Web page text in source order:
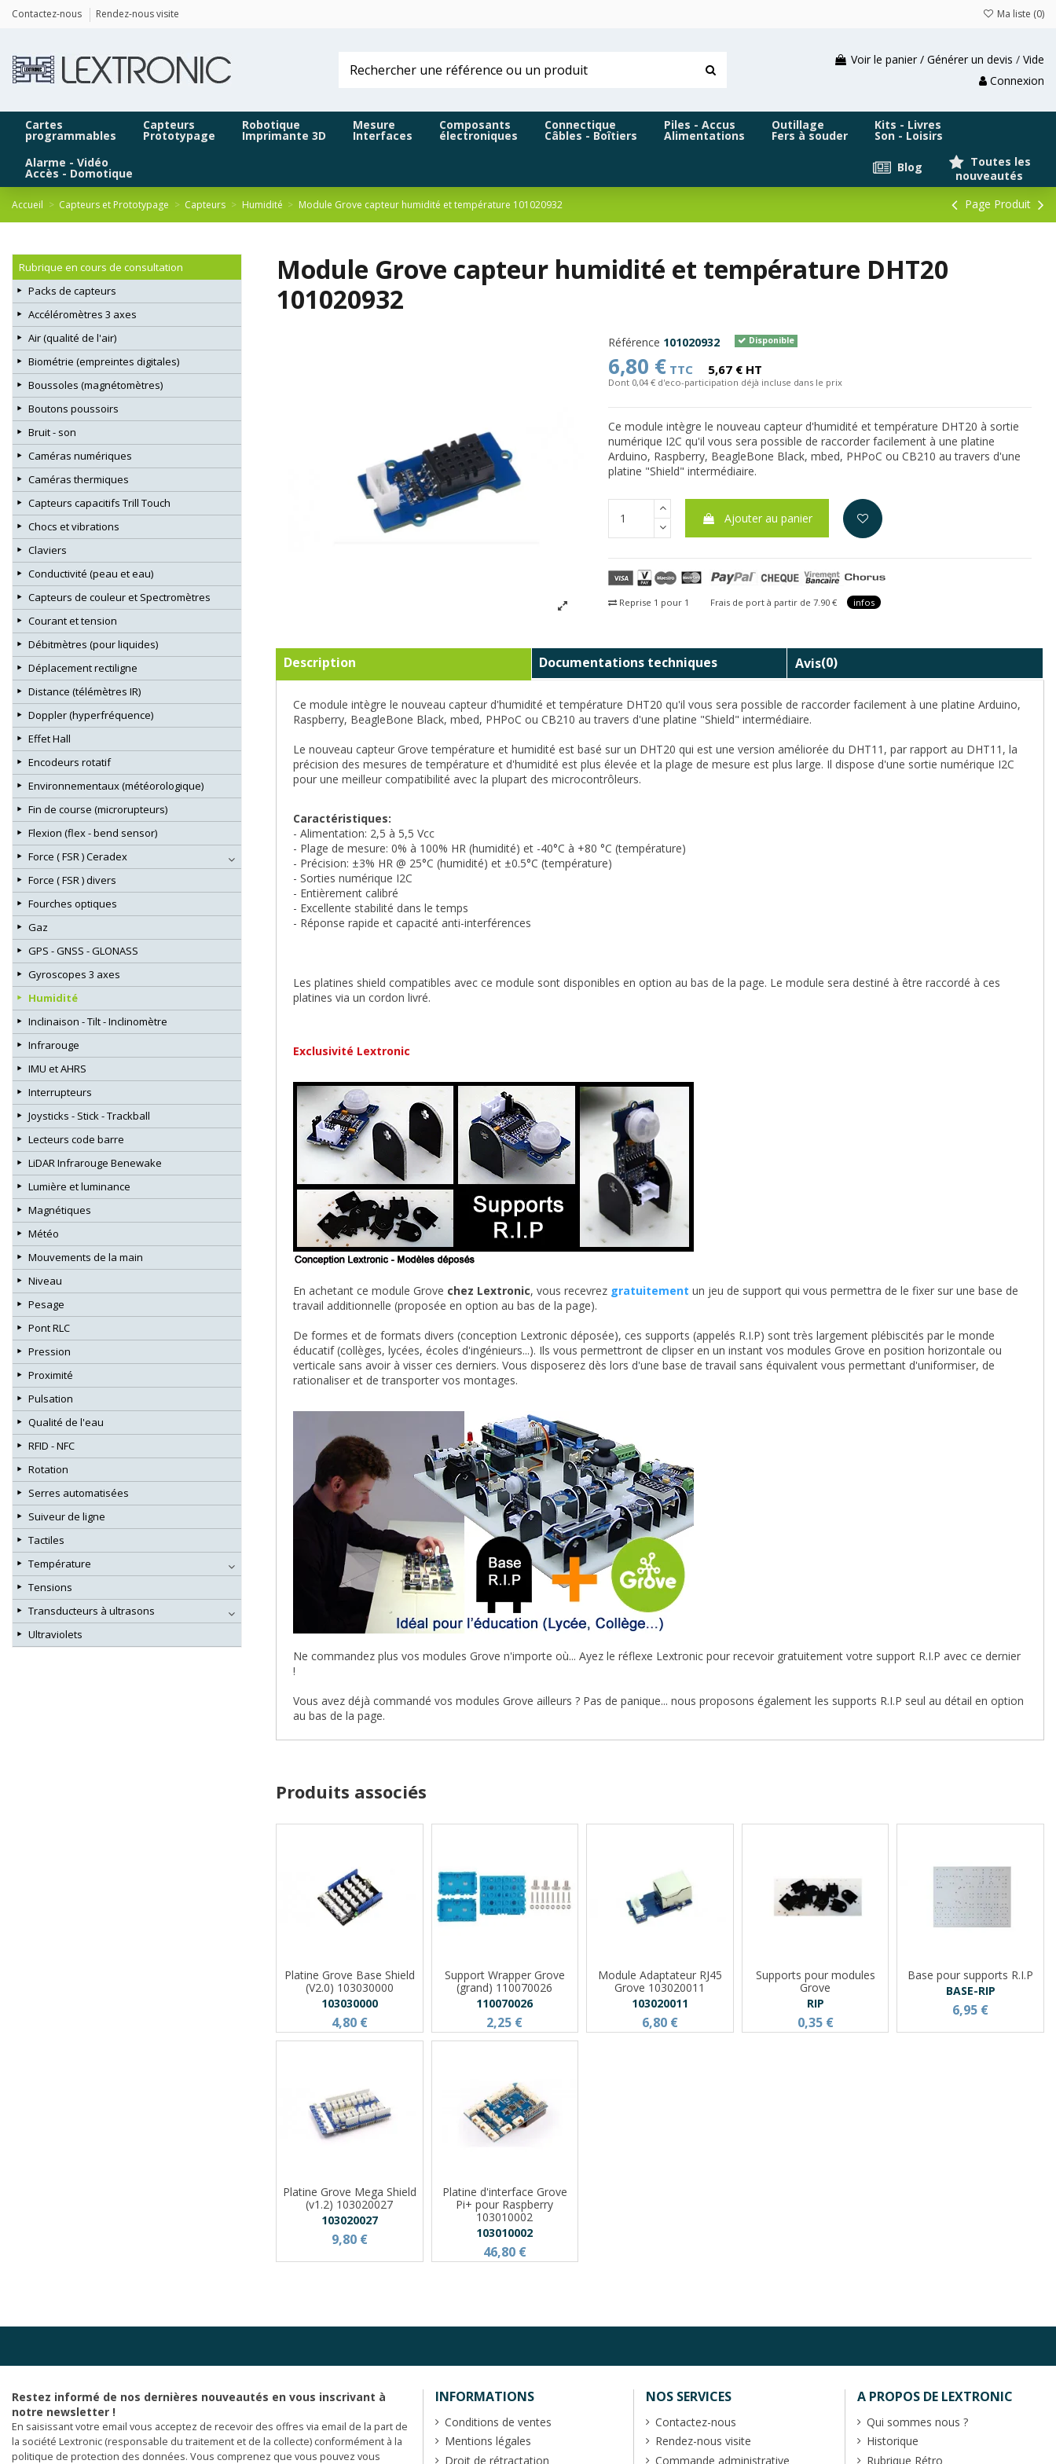
Contactez-nous Rendez-nous visite Ma liste (0)
Voir le panier / Générer un devis / Vide
Connexion
Cartes
programmables
Capteurs
Prototypage
Robotique
Imprimante 3D
Mesure
Interfaces
Composants
électroniques
Connectique
Câbles - Boîtiers
Piles - Accus
Alimentations
Outillage
Fers à souder
Kits - Livres
Son - Loisirs
Alarme - Vidéo
Accès - Domotique
Toutes les
nouveautés
Blog
Accueil Capteurs et Prototypage Capteurs Humidité Module Grove capteur humidité et température 101020932 Page Produit
Module Grove capteur humidité et température DHT20
101020932
Référence 101020932 Disponible
6,80 € TTC 5,67 € HT
Dont 0,04 € d'eco-participation déjà incluse dans le prix
Ce module intègre le nouveau capteur d'humidité et température DHT20 à sortie
numérique I2C qu'il vous sera possible de raccorder facilement à une platine
Arduino, Raspberry, BeagleBone Black, mbed, PHPoC ou CB210 au travers d'une
platine "Shield" intermédiaire.
Ajouter au panier
Reprise 1 pour 1 Frais de port à partir de 7.90 € infos
Description Documentations techniques Avis(0)
Ce module intègre le nouveau capteur d'humidité et température DHT20 qu'il vous sera possible de raccorder facilement à une platine Arduino,
Raspberry, BeagleBone Black, mbed, PHPoC ou CB210 au travers d'une platine "Shield" intermédiaire.
Le nouveau capteur Grove température et humidité est basé sur un DHT20 qui est une version améliorée du DHT11, par rapport au DHT11, la
précision des mesures de température et d'humidité est plus élevée et la plage de mesure est plus large. Il dispose d'une sortie numérique I2C
pour une meilleur compatibilité avec la plupart des microcontrôleurs.
Caractéristiques:
- Alimentation: 2,5 à 5,5 Vcc
- Plage de mesure: 0% à 100% HR (humidité) et -40°C à +80 °C (température)
- Précision: ±3% HR @ 25°C (humidité) et ±0.5°C (température)
- Sorties numérique I2C
- Entièrement calibré
- Excellente stabilité dans le temps
- Réponse rapide et capacité anti-interférences
Les platines shield compatibles avec ce module sont disponibles en option au bas de la page. Le module sera destiné à être raccordé à ces
platines via un cordon livré.
Exclusivité Lextronic
En achetant ce module Grove chez Lextronic, vous recevrez gratuitement un jeu de support qui vous permettra de le fixer sur une base de
travail additionnelle (proposée en option au bas de la page).
De formes et de formats divers (conception Lextronic déposée), ces supports (appelés R.I.P) sont très largement plébiscités par le monde
éducatif (collèges, lycées, écoles d'ingénieurs...). Ils vous permettront de clipser en un instant vos modules Grove en position horizontale ou
verticale sans avoir à visser ces derniers. Vous disposerez dès lors d'une base de travail sans équivalent vous permettant d'uniformiser, de
rationaliser et de transporter vos montages.
Ne commandez plus vos modules Grove n'importe où... Ayez le réflexe Lextronic pour recevoir gratuitement votre support R.I.P avec ce dernier
!
Vous avez déjà commandé vos modules Grove ailleurs ? Pas de panique... nous proposons également les supports R.I.P seul au détail en option
au bas de la page.
Produits associés
Platine Grove Base Shield
(V2.0) 103030000
103030000
4,80 €
Support Wrapper Grove
(grand) 110070026
110070026
2,25 €
Module Adaptateur RJ45
Grove 103020011
103020011
6,80 €
Supports pour modules
Grove
RIP
0,35 €
Base pour supports R.I.P
BASE-RIP
6,95 €
Platine Grove Mega Shield
(v1.2) 103020027
103020027
9,80 €
Platine d'interface Grove
Pi+ pour Raspberry
103010002
103010002
46,80 €
Rubrique en cours de consultation
Packs de capteurs
Accéléromètres 3 axes
Air (qualité de l'air)
Biométrie (empreintes digitales)
Boussoles (magnétomètres)
Boutons poussoirs
Bruit - son
Caméras numériques
Caméras thermiques
Capteurs capacitifs Trill Touch
Chocs et vibrations
Claviers
Conductivité (peau et eau)
Capteurs de couleur et Spectromètres
Courant et tension
Débitmètres (pour liquides)
Déplacement rectiligne
Distance (télémètres IR)
Doppler (hyperfréquence)
Effet Hall
Encodeurs rotatif
Environnementaux (météorologique)
Fin de course (microrupteurs)
Flexion (flex - bend sensor)
Force ( FSR ) Ceradex
Force ( FSR ) divers
Fourches optiques
Gaz
GPS - GNSS - GLONASS
Gyroscopes 3 axes
Humidité
Inclinaison - Tilt - Inclinomètre
Infrarouge
IMU et AHRS
Interrupteurs
Joysticks - Stick - Trackball
Lecteurs code barre
LiDAR Infrarouge Benewake
Lumière et luminance
Magnétiques
Météo
Mouvements de la main
Niveau
Pesage
Pont RLC
Pression
Proximité
Pulsation
Qualité de l'eau
RFID - NFC
Rotation
Serres automatisées
Suiveur de ligne
Tactiles
Température
Tensions
Transducteurs à ultrasons
Ultraviolets
Restez informé de nos dernières nouveautés en vous inscrivant à
notre newsletter !
En saisissant votre email vous acceptez de recevoir des offres via email de la part de
la société Lextronic (responsable du traitement et de la collecte) conformément à la
politique de protection des données. Vous comprenez que vous pouvez vous
INFORMATIONS
Conditions de ventes
Mentions légales
Droit de rétractation
NOS SERVICES
Contactez-nous
Rendez-nous visite
Commande administrative
A PROPOS DE LEXTRONIC
Qui sommes nous ?
Historique
Rubrique Rétro
Panneau de gestion des cookies